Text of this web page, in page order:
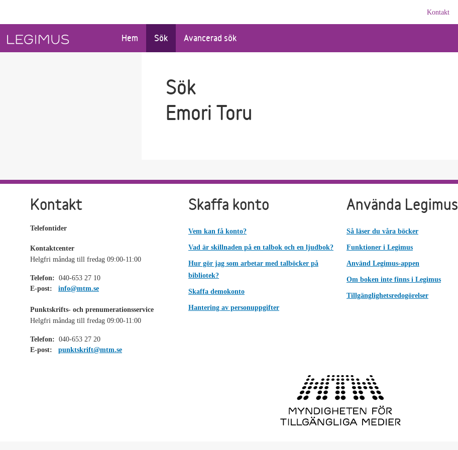
Kontakt
Hem Sök Avancerad sök
Sök
Emori Toru
Kontakt
Telefontider
Kontaktcenter
Helgfri måndag till fredag 09:00-11:00
Telefon: 040-653 27 10
E-post:
info@mtm.se
Punktskrifts- och prenumerationsservice
Helgfri måndag till fredag 09:00-11:00
Telefon: 040-653 27 20
E-post:
punktskrift@mtm.se
Skaffa konto
Vem kan få konto?
Vad är skillnaden på en talbok och en ljudbok?
Hur gör jag som arbetar med talböcker på
bibliotek?
Skaffa demokonto
Hantering av personuppgifter
Använda Legimus
Så läser du våra böcker
Funktioner i Legimus
Använd Legimus-appen
Om boken inte finns i Legimus
Tillgänglighetsredogörelser